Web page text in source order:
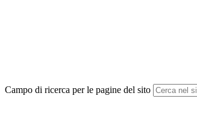
Campo di ricerca per le pagine del sito